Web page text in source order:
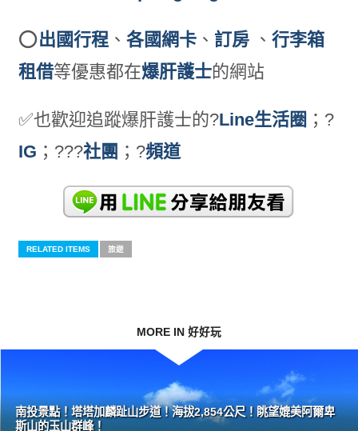
⭕️出國行程、 各國網卡、 訂房、 行李箱
租借等優惠都在爆肝護士的網站
✅也歡迎追蹤爆肝護士的?Line生活圈 ； ?
IG ；??‍?社團 ； ?頻道
RELATED ITEMS 旅遊
MORE IN 好好玩
南投景點！塔塔加麟趾山步道！海拔2,854公尺！眺望媲美阿爾卑
斯山的玉山群峰！